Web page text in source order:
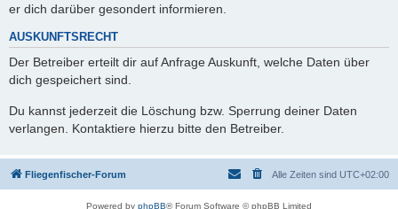
er dich darüber gesondert informieren.
AUSKUNFTSRECHT
Der Betreiber erteilt dir auf Anfrage Auskunft, welche Daten über
dich gespeichert sind.
Du kannst jederzeit die Löschung bzw. Sperrung deiner Daten
verlangen. Kontaktiere hierzu bitte den Betreiber.
Fliegenfischer-Forum Alle Zeiten sind UTC+02:00
Powered by phpBB® Forum Software © phpBB Limited